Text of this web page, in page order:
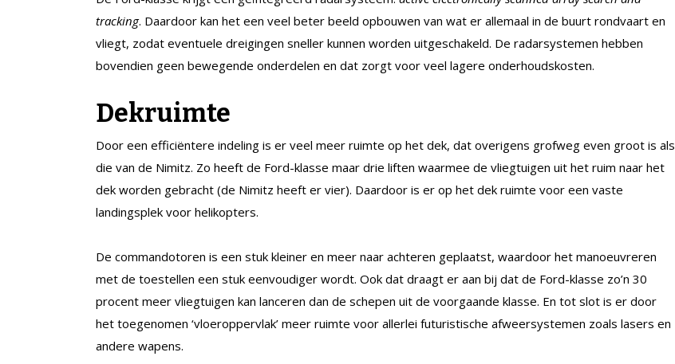
tracking. Daardoor kan het een veel beter beeld opbouwen van wat er allemaal in de buurt rondvaart en
vliegt, zodat eventuele dreigingen sneller kunnen worden uitgeschakeld. De radarsystemen hebben
bovendien geen bewegende onderdelen en dat zorgt voor veel lagere onderhoudskosten.
Dekruimte
Door een efficiëntere indeling is er veel meer ruimte op het dek, dat overigens grofweg even groot is als
die van de Nimitz. Zo heeft de Ford-klasse maar drie liften waarmee de vliegtuigen uit het ruim naar het
dek worden gebracht (de Nimitz heeft er vier). Daardoor is er op het dek ruimte voor een vaste
landingsplek voor helikopters.
De commandotoren is een stuk kleiner en meer naar achteren geplaatst, waardoor het manoeuvreren
met de toestellen een stuk eenvoudiger wordt. Ook dat draagt er aan bij dat de Ford-klasse zo’n 30
procent meer vliegtuigen kan lanceren dan de schepen uit de voorgaande klasse. En tot slot is er door
het toegenomen ‘vloeroppervlak’ meer ruimte voor allerlei futuristische afweersystemen zoals lasers en
andere wapens.